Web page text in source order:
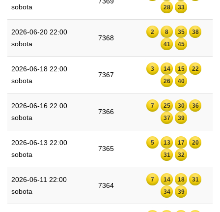
sobota 28 33
2026-06-20 22:00
sobota
7368
2 8 35
38
41
45
2026-06-18 22:00
sobota
7367
3 14 15
22
26
40
2026-06-16 22:00
sobota
7366
7 25 30
36
37
39
2026-06-13 22:00
sobota
7365
5 13 17
20
31
32
2026-06-11 22:00
sobota
7364
7 14 18
31
34
39